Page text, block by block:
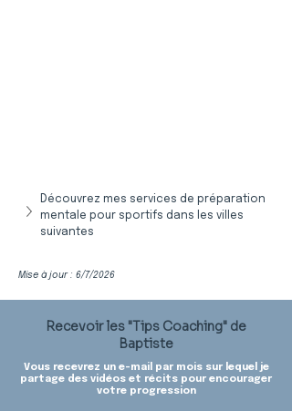
Découvrez mes services de préparation
mentale pour sportifs dans les villes
suivantes
Mise à jour : 6/7/2026
Recevoir les "Tips Coaching" de
Baptiste
Vous recevrez un e-mail par mois sur lequel je
partage des vidéos et récits pour encourager
votre progression